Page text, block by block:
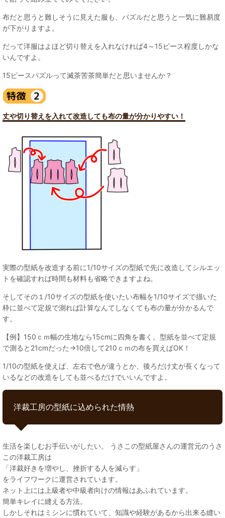
布だと思うと難しそうに見えた服も、パズルだと思うと一気に難易度
が下がりますよ。
だって洋服はよほど切り替えを入れなければ4～15ピース程度しかな
いんですよ。
15ピースパズルって滅茶苦茶簡単だと思いませんか？
丈や切り替えを入れて改造しても布の量が分かりやすい！
実際の型紙を改造する前に1/10サイズの型紙で先に改造してシルエッ
トを確認すれば時間も材料も省略できますよね。
そしてその１/10サイズの型紙を使いたい布幅を1/10サイズで描いた
枠に並べて定規で測れば計算なんてしなくても布の量が分かるんで
す。
【例】150ｃｍ幅の生地なら15cmに四角を書く。型紙を並べて定規
で測ると21cmだった→10倍して210ｃｍの布を買えばOK！
1/10の型紙を使えば、左右で色が違うとか、後ろだけ丈が長くなって
いるなどの改造をしても並べるだけでいいんですよ。
洋裁工房の型紙に込められた情熱
生活を楽しむお手伝いがしたい。 うさこの型紙屋さんの運営元のうさ
この洋裁工房は
「洋裁好きを増やし、挫折する人を減らす」
をライフワークに運営されています。
ネット上には上級者や中級者向けの情報はあふれています。
簡単キレイに縫える方法。
しかしそれはミシンに慣れていて、知識や経験があるから出来る縫い